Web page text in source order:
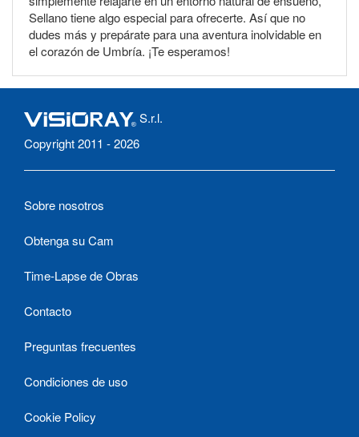
Sellano tiene algo especial para ofrecerte. Así que no
dudes más y prepárate para una aventura inolvidable en
el corazón de Umbría. ¡Te esperamos!
S.r.l.
Copyright 2011 - 2026
Sobre nosotros
Obtenga su Cam
Time-Lapse de Obras
Contacto
Preguntas frecuentes
Condiciones de uso
Cookie Policy